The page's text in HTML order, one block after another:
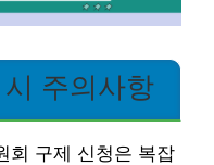
주의사항
회 구제 신청은 복잡